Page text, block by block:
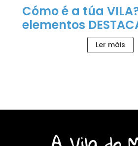
Cómo é a túa
elementos
Ler máis